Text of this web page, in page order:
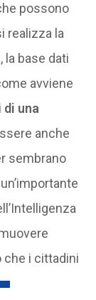
possono
realizza la
la base dati
avviene
di una
anche
sembrano
che i cittadini